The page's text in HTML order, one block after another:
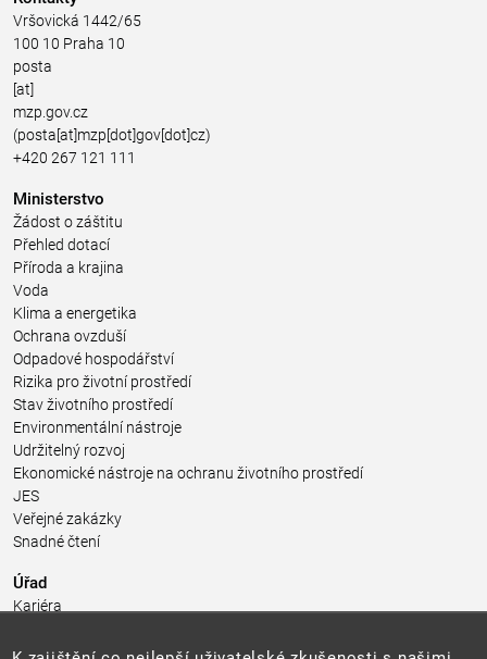
Vršovická 1442/65
100 10 Praha 10
posta
[at]
mzp.gov.cz
(posta[at]mzp[dot]gov[dot]cz)
+420 267 121 111
Ministerstvo
Žádost o záštitu
Přehled dotací
Příroda a krajina
Voda
Klima a energetika
Ochrana ovzduší
Odpadové hospodářství
Rizika pro životní prostředí
Stav životního prostředí
Environmentální nástroje
Udržitelný rozvoj
Ekonomické nástroje na ochranu životního prostředí
JES
Veřejné zakázky
Snadné čtení
Úřad
Kariéra
Pro média a veřejnost